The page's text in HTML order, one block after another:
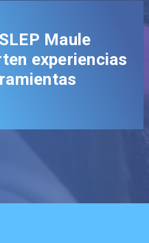
Orasmi entrega
de azúcar a
hogar en Curicó